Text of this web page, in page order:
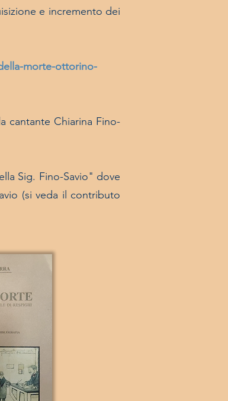
e incremento dei
morte-ottorino-
cantante Chiarina Fino-
Sig. Fino-Savio" dove
(si veda il contributo